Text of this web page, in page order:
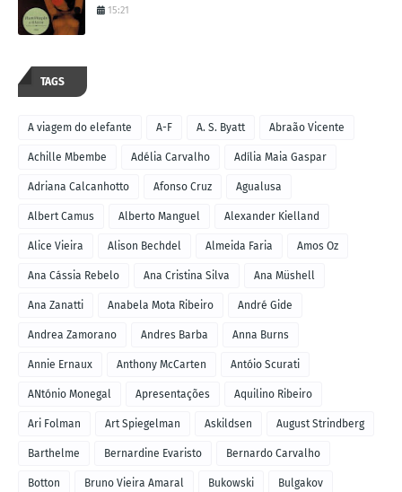
15:21
TAGS
A viagem do elefante A-F A. S. Byatt Abraão Vicente
Achille Mbembe Adélia Carvalho Adília Maia Gaspar
Adriana Calcanhotto Afonso Cruz Agualusa
Albert Camus Alberto Manguel Alexander Kielland
Alice Vieira Alison Bechdel Almeida Faria Amos Oz
Ana Cássia Rebelo Ana Cristina Silva Ana Müshell
Ana Zanatti Anabela Mota Ribeiro André Gide
Andrea Zamorano Andres Barba Anna Burns
Annie Ernaux Anthony McCarten Antóio Scurati
ANtónio Monegal Apresentações Aquilino Ribeiro
Ari Folman Art Spiegelman Askildsen August Strindberg
Barthelme Bernardine Evaristo Bernardo Carvalho
Botton Bruno Vieira Amaral Bukowski Bulgakov